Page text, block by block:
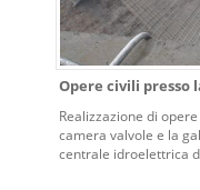
Opere civili
Realizzazione di
camera valvole e la
centrale idroelettrica